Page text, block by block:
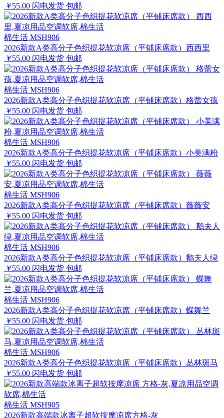
￥55.00 闪电发货 包邮
棉生活 MSH906
2026新款A类高分子色织提花软凉席（平铺床席款）西西里
￥55.00 闪电发货 包邮
棉生活 MSH906
2026新款A类高分子色织提花软凉席（平铺床席款）格蕾女孩
￥55.00 闪电发货 包邮
棉生活 MSH906
2026新款A类高分子色织提花软凉席（平铺床席款）小美满粉
￥55.00 闪电发货 包邮
棉生活 MSH906
2026新款A类高分子色织提花软凉席（平铺床席款）薇薇安
￥55.00 闪电发货 包邮
棉生活 MSH906
2026新款A类高分子色织提花软凉席（平铺床席款）鹅夫人绿
￥55.00 闪电发货 包邮
棉生活 MSH906
2026新款A类高分子色织提花软凉席（平铺床席款）蝶舞兰
￥55.00 闪电发货 包邮
棉生活 MSH906
2026新款A类高分子色织提花软凉席（平铺床席款）丛林斑马
￥55.00 闪电发货 包邮
棉生活 MSH905
2026新款高端款冰离子超软按摩凉席方格-灰